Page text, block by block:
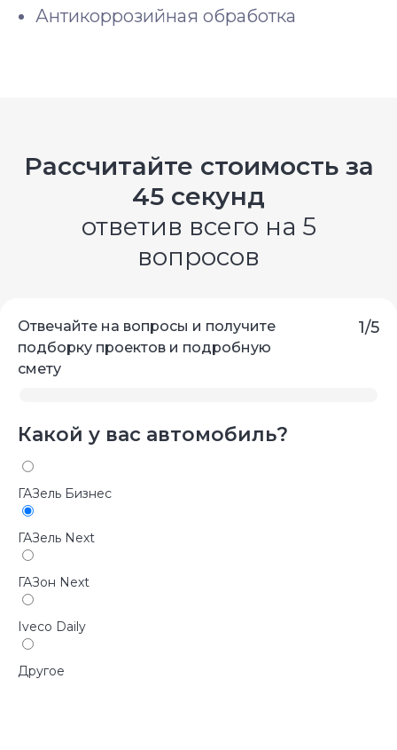
Антикоррозийная обработка
Рассчитайте стоимость за
45 секунд
ответив всего на 5
вопросов
Отвечайте на вопросы и получите
подборку проектов и подробную
смету
1/5
Какой у вас автомобиль?
ГАЗель Бизнес
ГАЗель Next
ГАЗон Next
Iveco Daily
Другое